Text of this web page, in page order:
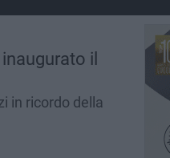
il
in ricordo della